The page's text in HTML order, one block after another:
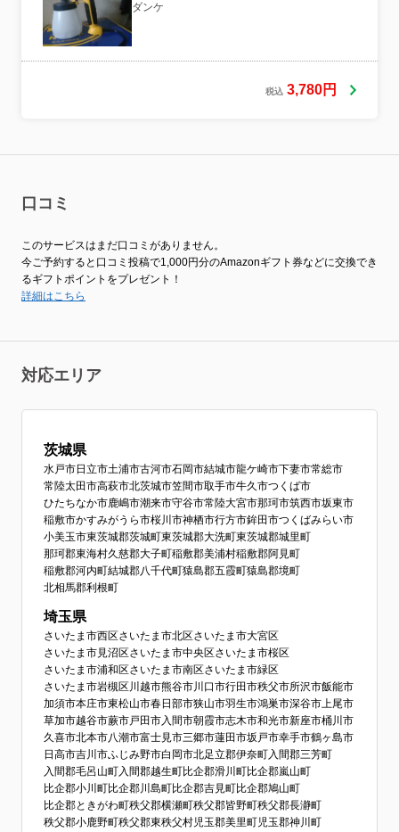
ダンケ
税込 3,780円
口コミ
このサービスはまだ口コミがありません。
今ご予約すると口コミ投稿で1,000円分のAmazonギフト券などに交換でき
るギフトポイントをプレゼント！
詳細はこちら
対応エリア
茨城県
水戸市日立市土浦市古河市石岡市結城市龍ケ崎市下妻市常総市
常陸太田市高萩市北茨城市笠間市取手市牛久市つくば市
ひたちなか市鹿嶋市潮来市守谷市常陸大宮市那珂市筑西市坂東市
稲敷市かすみがうら市桜川市神栖市行方市鉾田市つくばみらい市
小美玉市東茨城郡茨城町東茨城郡大洗町東茨城郡城里町
那珂郡東海村久慈郡大子町稲敷郡美浦村稲敷郡阿見町
稲敷郡河内町結城郡八千代町猿島郡五霞町猿島郡境町
北相馬郡利根町
埼玉県
さいたま市西区さいたま市北区さいたま市大宮区
さいたま市見沼区さいたま市中央区さいたま市桜区
さいたま市浦和区さいたま市南区さいたま市緑区
さいたま市岩槻区 川越市熊谷市川口市行田市秩父市所沢市飯能市
加須市本庄市東松山市春日部市狭山市羽生市鴻巣市深谷市上尾市
草加市越谷市蕨市戸田市入間市朝霞市志木市和光市新座市桶川市
久喜市北本市八潮市富士見市三郷市蓮田市坂戸市幸手市鶴ヶ島市
日高市吉川市ふじみ野市白岡市北足立郡伊奈町入間郡三芳町
入間郡毛呂山町入間郡越生町比企郡滑川町比企郡嵐山町
比企郡小川町比企郡川島町比企郡吉見町比企郡鳩山町
比企郡ときがわ町秩父郡横瀬町秩父郡皆野町秩父郡長瀞町
秩父郡小鹿野町秩父郡東秩父村児玉郡美里町児玉郡神川町